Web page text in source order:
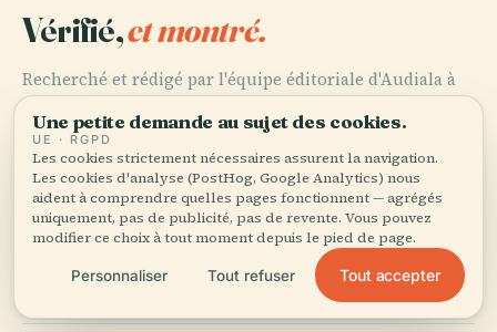
Vérifié,et montré.
Recherché et rédigé par l'équipe éditoriale d'Audiala à
partir d'archives historiques, d'archives architecturales
et de connaissances locales.
Dernière révision : April 2026
Grote Havenbrug in Leiden: History, Visiting Hours, and
Tourist Information, 2025, OMD Leiden
Une petite demande au sujet des cookies.
UE · RGPD
Les cookies strictement nécessaires assurent la navigation.
Les cookies d'analyse (PostHog, Google Analytics) nous
aident à comprendre quelles pages fonctionnent — agrégés
uniquement, pas de publicité, pas de revente. Vous pouvez
modifier ce choix à tout moment depuis le pied de page.
Personnaliser Tout refuser Tout accepter